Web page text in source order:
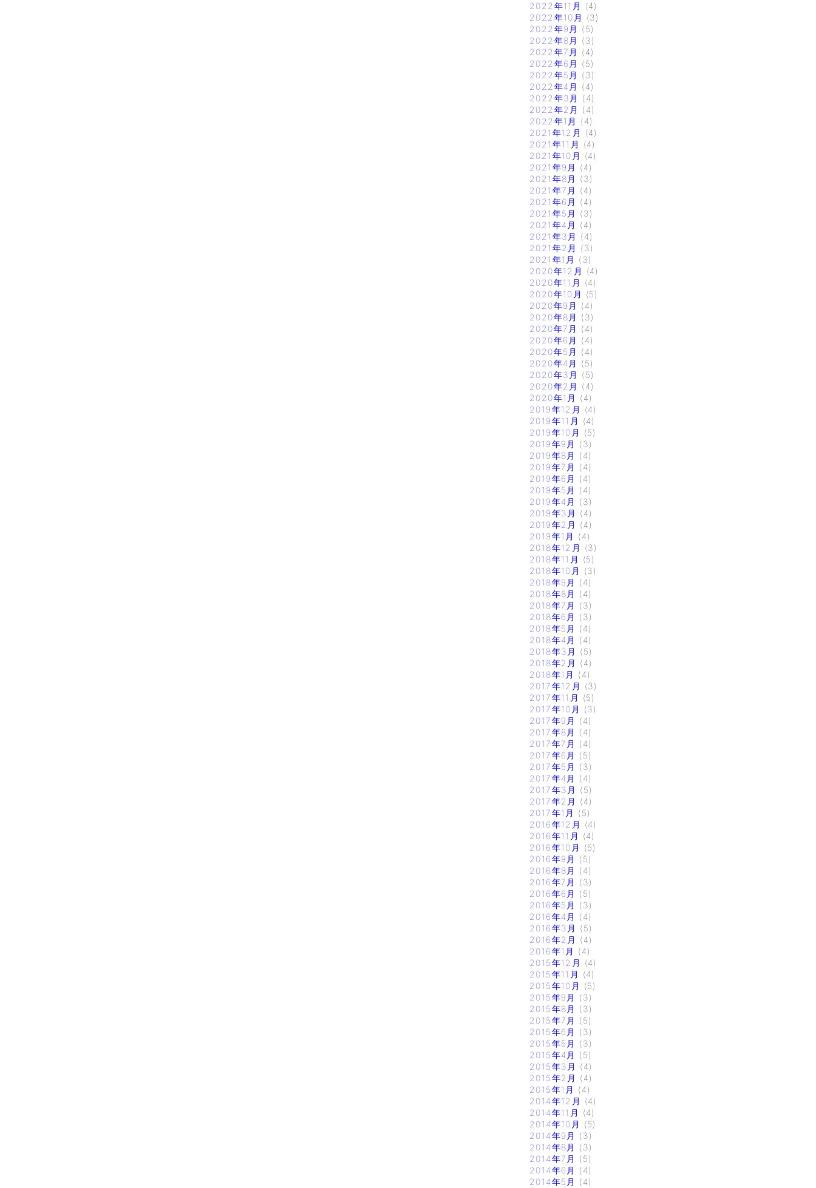
2022年11月
(4)
2022年10月
(3)
2022年9月
(5)
2022年8月
(3)
2022年7月
(4)
2022年6月
(5)
2022年5月
(3)
2022年4月
(4)
2022年3月
(4)
2022年2月
(4)
2022年1月
(4)
2021年12月
(4)
2021年11月
(4)
2021年10月
(4)
2021年9月
(4)
2021年8月
(3)
2021年7月
(4)
2021年6月
(4)
2021年5月
(3)
2021年4月
(4)
2021年3月
(4)
2021年2月
(3)
2021年1月
(3)
2020年12月
(4)
2020年11月
(4)
2020年10月
(5)
2020年9月
(4)
2020年8月
(3)
2020年7月
(4)
2020年6月
(4)
2020年5月
(4)
2020年4月
(5)
2020年3月
(5)
2020年2月
(4)
2020年1月
(4)
2019年12月
(4)
2019年11月
(4)
2019年10月
(5)
2019年9月
(3)
2019年8月
(4)
2019年7月
(4)
2019年6月
(4)
2019年5月
(4)
2019年4月
(3)
2019年3月
(4)
2019年2月
(4)
2019年1月
(4)
2018年12月
(3)
2018年11月
(5)
2018年10月
(3)
2018年9月
(4)
2018年8月
(4)
2018年7月
(3)
2018年6月
(3)
2018年5月
(4)
2018年4月
(4)
2018年3月
(5)
2018年2月
(4)
2018年1月
(4)
2017年12月
(3)
2017年11月
(5)
2017年10月
(3)
2017年9月
(4)
2017年8月
(4)
2017年7月
(4)
2017年6月
(5)
2017年5月
(3)
2017年4月
(4)
2017年3月
(5)
2017年2月
(4)
2017年1月
(5)
2016年12月
(4)
2016年11月
(4)
2016年10月
(5)
2016年9月
(5)
2016年8月
(4)
2016年7月
(3)
2016年6月
(5)
2016年5月
(3)
2016年4月
(4)
2016年3月
(5)
2016年2月
(4)
2016年1月
(4)
2015年12月
(4)
2015年11月
(4)
2015年10月
(5)
2015年9月
(3)
2015年8月
(3)
2015年7月
(5)
2015年6月
(3)
2015年5月
(3)
2015年4月
(5)
2015年3月
(4)
2015年2月
(4)
2015年1月
(4)
2014年12月
(4)
2014年11月
(4)
2014年10月
(5)
2014年9月
(3)
2014年8月
(3)
2014年7月
(5)
2014年6月
(4)
2014年5月
(4)